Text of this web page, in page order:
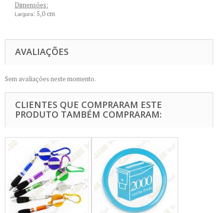
Dimensões:
Largura: 5,0 cm
AVALIAÇÕES
Sem avaliações neste momento.
CLIENTES QUE COMPRARAM ESTE
PRODUTO TAMBÉM COMPRARAM: